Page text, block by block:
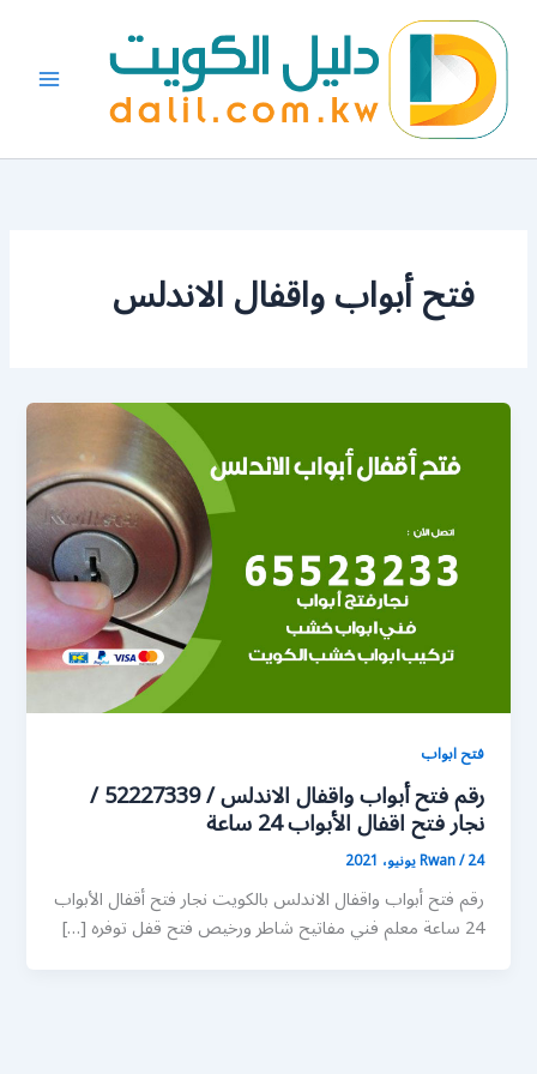
المحتوى
فتح أبواب واقفال الاندلس
فتح ابواب
رقم فتح أبواب واقفال الاندلس / 52227339 /
نجار فتح اقفال الأبواب 24 ساعة
Rwan/24 يونيو، 2021
رقم فتح أبواب واقفال الاندلس بالكويت نجار فتح أقفال الأبواب
24 ساعة معلم فني مفاتيح شاطر ورخيص فتح قفل توفره […]